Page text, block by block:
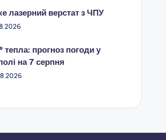
лазерний верстат з ЧПУ
тепла: прогноз погоди у
на 7 серпня